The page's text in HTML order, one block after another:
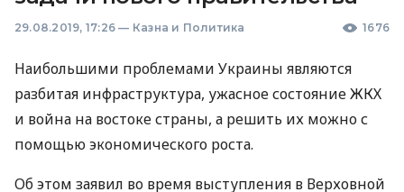
29.08.2019, 17:26 — Казна и Политика 1676
Наибольшими проблемами Украины являются
разбитая инфраструктура, ужасное состояниеЖКХ
и война на востоке страны, а решить их можно с
помощью экономического роста.
Об этом заявил во время выступления в Верховной